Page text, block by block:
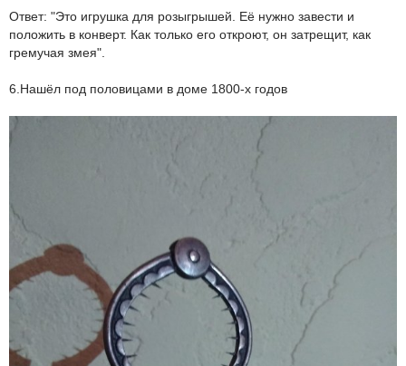
Ответ: "Это игрушка для розыгрышей. Её нужно завести и
положить в конверт. Как только его откроют, он затрещит, как
гремучая змея".
6.Нашёл под половицами в доме 1800-х годов